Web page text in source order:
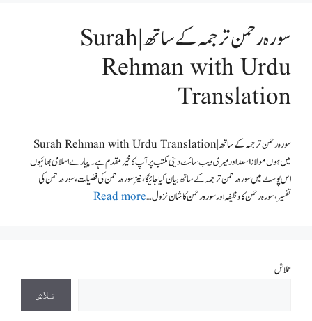
سورہ رحمن ترجمہ کے ساتھ | Surah
Rehman with Urdu
Translation
سورہ رحمن ترجمہ کے ساتھ | Surah Rehman with Urdu Translation
میں ہوں مولانا اسعد اور میری ویب سائٹ دینی مکتب پر آپ کا خیرمقدم ہے۔پیارے اسلامی بھائیوں
اس پوسٹ میں سورہ رحمن ترجمہ کے ساتھ بیان کیاجائیگا ،نیز سورہ رحمن کی فضیلت،سورہ رحمن کی
تفسیر،سورہ رحمن کا وظیفہ اور سورہ رحمن کا شان نزول …Read more
تلاش
تلاش